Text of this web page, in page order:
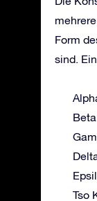
Form
sind.
Tso